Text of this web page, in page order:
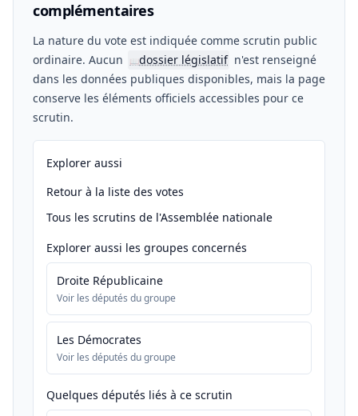
complémentaires
La nature du vote est indiquée comme scrutin public
ordinaire. Aucun
📖dossier législatif n'est renseigné
dans les données publiques disponibles, mais la page
conserve les éléments officiels accessibles pour ce
scrutin.
Explorer aussi
Retour à la liste des votes
Tous les scrutins de l'Assemblée nationale
Explorer aussi les groupes concernés
Droite Républicaine
Voir les députés du groupe
Les Démocrates
Voir les députés du groupe
Quelques députés liés à ce scrutin